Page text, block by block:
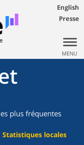
English
Presse
MENU
plus fréquentes
Statistiques locales